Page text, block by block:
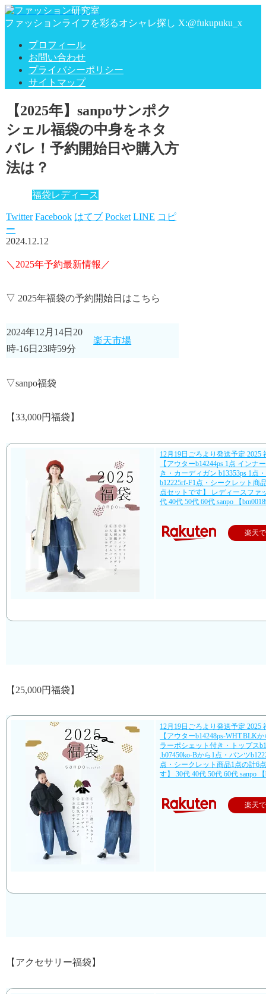
ファッションライフを彩るオシャレ探し X:@fukupuku_x
プロフィール
お問い合わせ
プライバシーポリシー
サイトマップ
【2025年】sanpoサンポク
シェル福袋の中身をネタ
バレ！予約開始日や購入方
法は？
福袋レディース
Twitter Facebook はてブ Pocket LINE コピ
ー
2024.12.12
＼2025年予約最新情報／
▽ 2025年福袋の予約開始日はこちら
2024年12月14日20
時-16日23時59分
楽天市場
▽sanpo福袋
【33,000円福袋】
12月19日ごろより発送予定 2025
【アウターb14244ps 1点 インナ
き・カーディガン b13353ps 1点
b12225rf-F1点・シークレット商
点セットです】 レディースファ
代 40代 50代 60代 sanpo 【
楽天
【25,000円福袋】
12月19日ごろより発送予定 2025
【アウターb14248ps-WHT.BLK
ラーポシェット付き・トップス
.b07450ko-Bから1点・パンツ
点・シークレット商品1点の計6
す】 30代 40代 50代 60代 sanpo
楽天
【アクセサリー福袋】